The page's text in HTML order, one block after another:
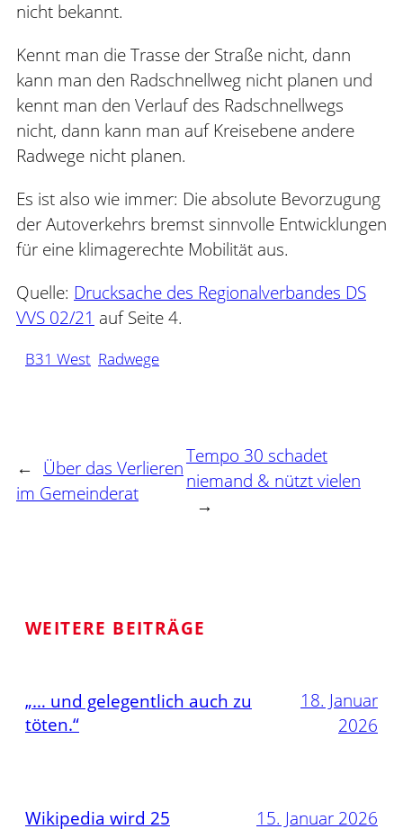
nicht bekannt.
Kennt man die Trasse der Straße nicht, dann
kann man den Radschnellweg nicht planen und
kennt man den Verlauf des Radschnellwegs
nicht, dann kann man auf Kreisebene andere
Radwege nicht planen.
Es ist also wie immer: Die absolute Bevorzugung
der Autoverkehrs bremst sinnvolle Entwicklungen
für eine klimagerechte Mobilität aus.
Quelle: Drucksache des Regionalverbandes DS
VVS 02/21 auf Seite 4.
B31 West Radwege
← Über das Verlieren
im Gemeinderat
Tempo 30 schadet
niemand & nützt vielen
→
WEITERE BEITRÄGE
„… und gelegentlich auch zu
töten.“
18. Januar
2026
Wikipedia wird 25 15. Januar 2026